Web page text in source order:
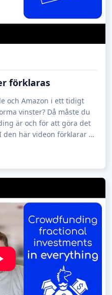
förklaras
och Amazon i ett tidigt
Då måste du
är och för att göra det
den här videon förklarar vi